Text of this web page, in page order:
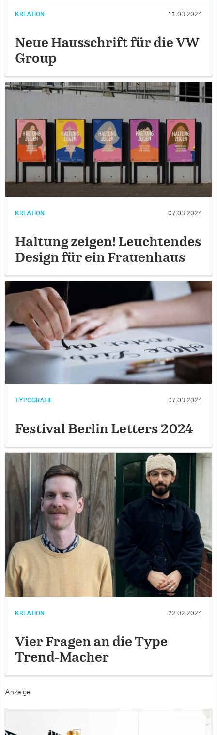
KREATION 11.03.2024
Neue Hausschrift für die VW
Group
KREATION 07.03.2024
Haltung zeigen! Leuchtendes
Design für ein Frauenhaus
TYPOGRAFIE 07.03.2024
Festival Berlin Letters 2024
KREATION 22.02.2024
Vier Fragen an die Type
Trend-Macher
Anzeige